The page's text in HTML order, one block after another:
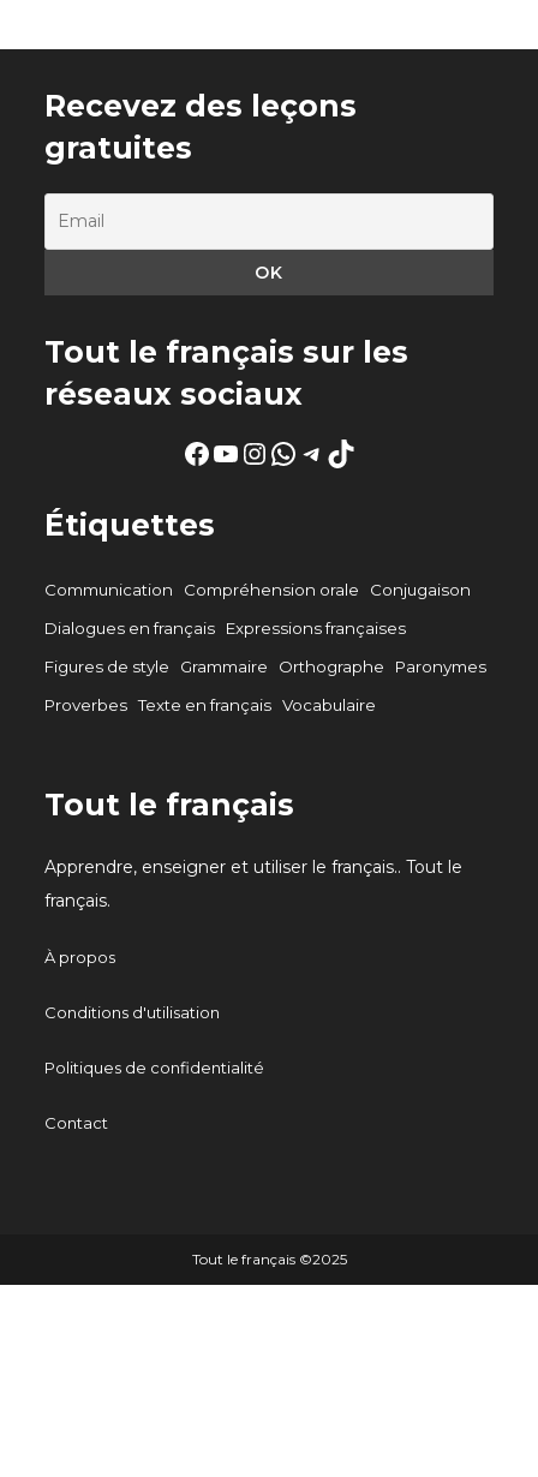
Recevez des leçons
gratuites
Tout le français sur les
réseaux sociaux
Facebook
YouTube
Instagram
WhatsApp
Telegram
TikTok
Étiquettes
Communication Compréhension orale
Conjugaison
Dialogues en français
Expressions françaises
Figures de style
Grammaire Orthographe
Paronymes
Proverbes Texte en français Vocabulaire
Tout le français
Apprendre, enseigner et utiliser le français.. Tout le
français.
À propos
Conditions d'utilisation
Politiques de confidentialité
Contact
Tout le français ©️2025